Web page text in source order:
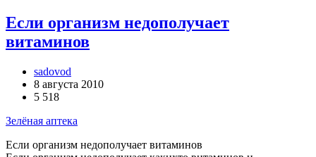
Если организм недополучает
витаминов
sadovod
8 августа 2010
5 518
Зелёная аптека
Если организм недополучает витаминов